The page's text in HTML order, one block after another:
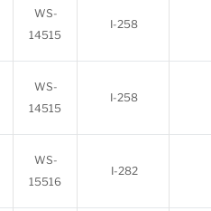
WS-
14515
I-258
WS-
14515
I-258
WS-
15516
I-282